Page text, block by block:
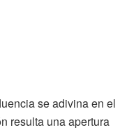
se adivina en el
resulta una apertura